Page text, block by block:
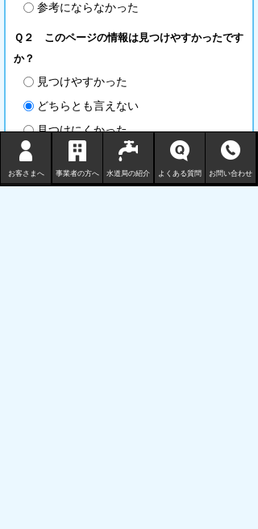
お客さまへ 事業者の方へ 水道局の紹介 よくある質問 お問い合わせ
参考にならなかった
Ｑ２ このページの情報は見つけやすかったです
か？
見つけやすかった
どちらとも言えない
見つけにくかった
Ｑ３ このページはどのようにしてたどり着きま
したか？